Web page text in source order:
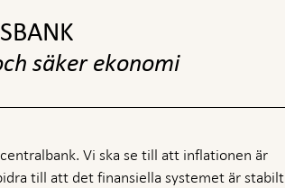
säker ekonomi
Vi ska se till att inflationen är
till att det finansiella systemet är stabilt